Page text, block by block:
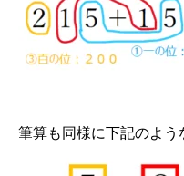
筆算も同様に下記のよう